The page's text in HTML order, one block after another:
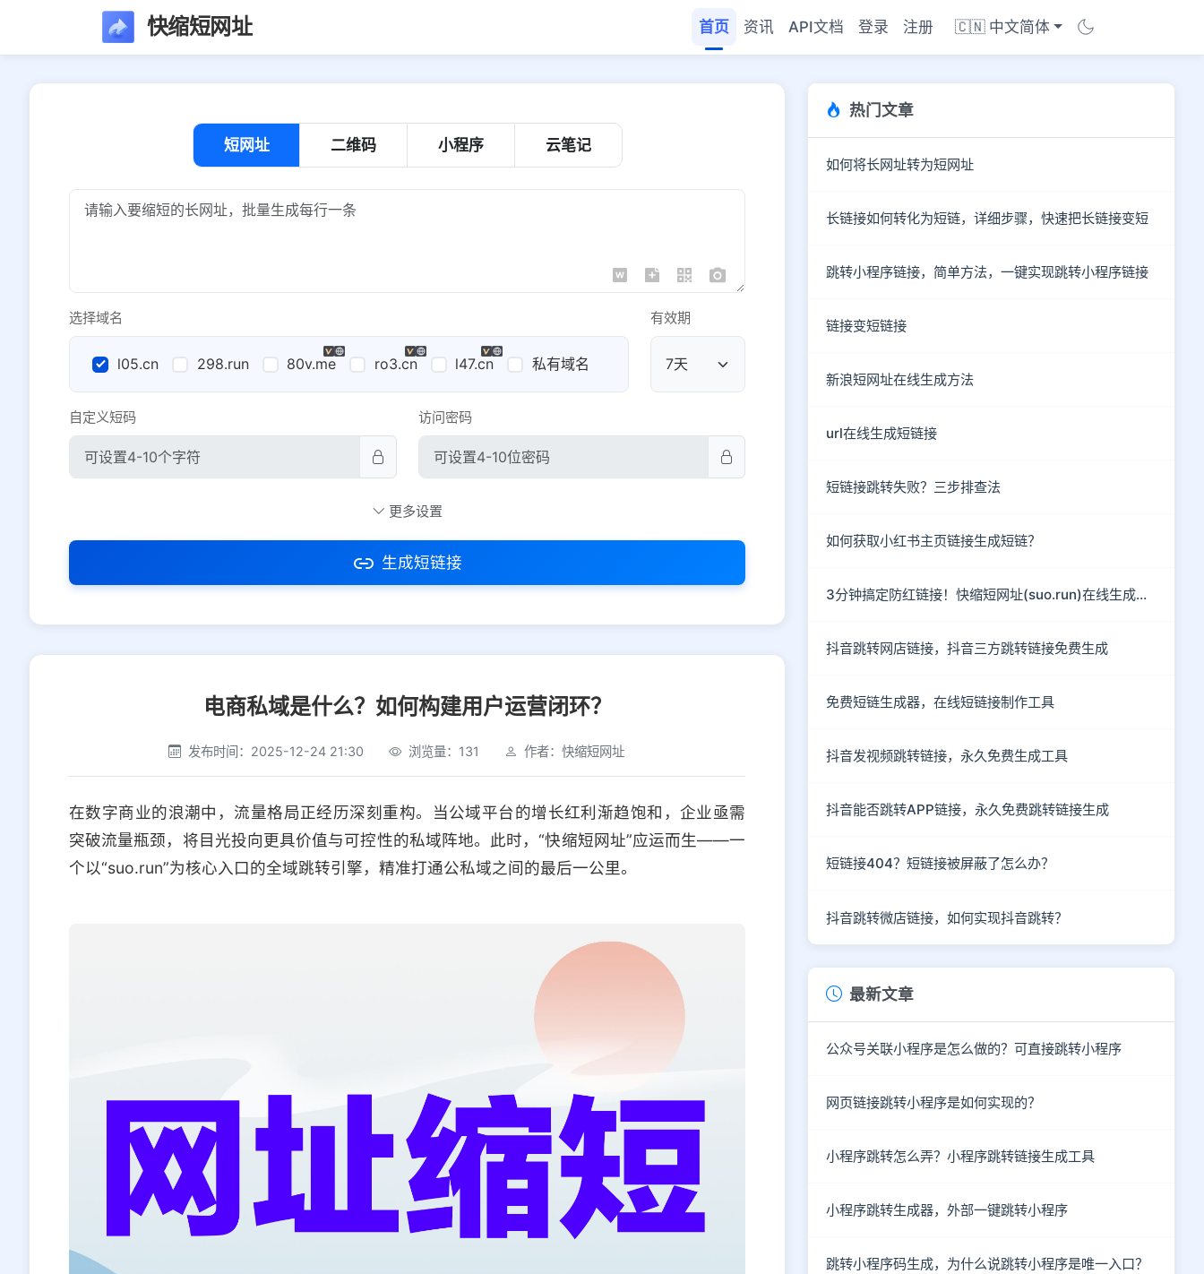
快缩短网址 首页 资讯 API文档 登录 注册 🇨🇳 中文简体
短网址 二维码 小程序 云笔记
选择域名
l05.cn 298.run 80v.me ro3.cn l47.cn 私有域名 公共域名
有效期
自定义短码 访问密码
社交平台 电商平台
选择防红平台类型，避免链接被拦截
平台设置
iOS Android PC 其他
更多设置
生成短链接
电商私域是什么？如何构建用户运营闭环？
发布时间：2025-12-24 21:30 浏览量：131 作者：快缩短网址
在数字商业的浪潮中，流量格局正经历深刻重构。当公域平台的增长红利渐趋饱和，企业亟需
突破流量瓶颈，将目光投向更具价值与可控性的私域阵地。此时，“快缩短网址”应运而生——一
个以“suo.run”为核心入口的全域跳转引擎，精准打通公私域之间的最后一公里。
热门文章
如何将长网址转为短网址
长链接如何转化为短链，详细步骤，快速把长链接变短
跳转小程序链接，简单方法，一键实现跳转小程序链接
链接变短链接
新浪短网址在线生成方法
url在线生成短链接
短链接跳转失败？三步排查法
如何获取小红书主页链接生成短链？
3分钟搞定防红链接！快缩短网址(suo.run)在线生成指南
抖音跳转网店链接，抖音三方跳转链接免费生成
免费短链生成器，在线短链接制作工具
抖音发视频跳转链接，永久免费生成工具
抖音能否跳转APP链接，永久免费跳转链接生成
短链接404？短链接被屏蔽了怎么办？
抖音跳转微店链接，如何实现抖音跳转？
最新文章
公众号关联小程序是怎么做的？可直接跳转小程序
网页链接跳转小程序是如何实现的？
小程序跳转怎么弄？小程序跳转链接生成工具
小程序跳转生成器，外部一键跳转小程序
跳转小程序码生成，为什么说跳转小程序是唯一入口？